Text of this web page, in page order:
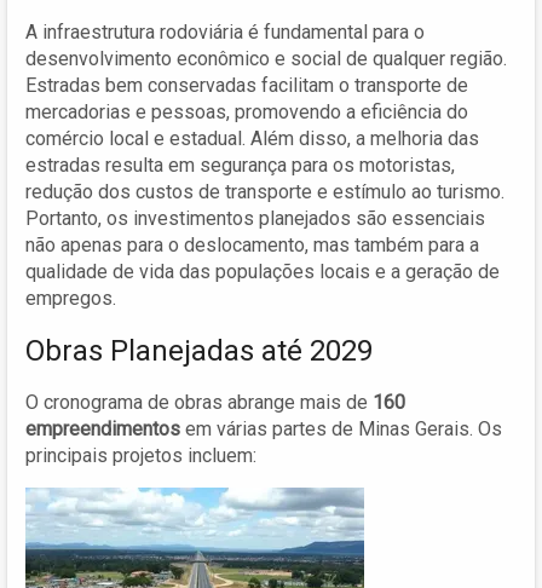
A infraestrutura rodoviária é fundamental para o
desenvolvimento econômico e social de qualquer região.
Estradas bem conservadas facilitam o transporte de
mercadorias e pessoas, promovendo a eficiência do
comércio local e estadual. Além disso, a melhoria das
estradas resulta em segurança para os motoristas,
redução dos custos de transporte e estímulo ao turismo.
Portanto, os investimentos planejados são essenciais
não apenas para o deslocamento, mas também para a
qualidade de vida das populações locais e a geração de
empregos.
Obras Planejadas até 2029
O cronograma de obras abrange mais de 160
empreendimentos em várias partes de Minas Gerais. Os
principais projetos incluem: